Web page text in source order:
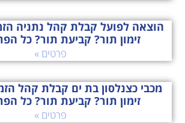
הוצאה לפועל קבלת קהל נתניה
זימון תור? קביעת תור? כל
פרטים »
מכבי כצנלסון בת ים קבלת קהל
זימון תור? קביעת תור? כל
פרטים »